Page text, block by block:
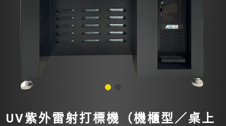
UV紫外雷射打標機（機櫃型／桌上